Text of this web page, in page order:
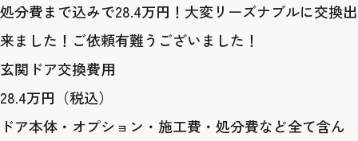
処分費まで込みで28.4万円！大変リーズナブルに交換出
来ました！ご依頼有難うございました！
玄関ドア交換費用
28.4万円 （税込）
ドア本体・オプション・施工費・処分費など全て含ん